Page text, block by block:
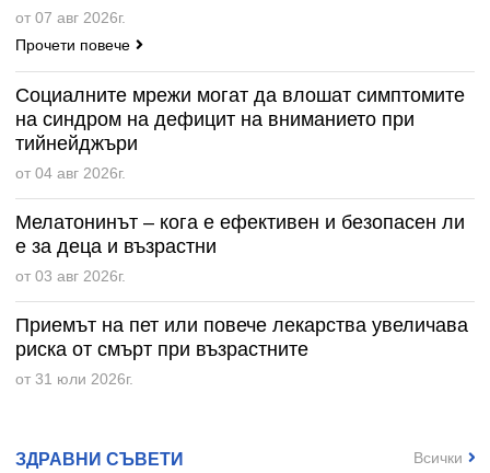
от 07 авг 2026г.
Прочети повече
Социалните мрежи могат да влошат симптомите
на синдром на дефицит на вниманието при
тийнейджъри
от 04 авг 2026г.
Мелатонинът – кога е ефективен и безопасен ли
е за деца и възрастни
от 03 авг 2026г.
Приемът на пет или повече лекарства увеличава
риска от смърт при възрастните
от 31 юли 2026г.
ЗДРАВНИ СЪВЕТИ Всички